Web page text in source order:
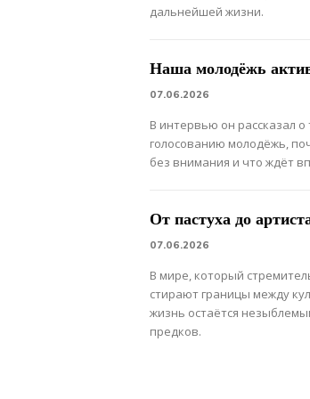
дальнейшей жизни.
Наша молодёжь
07.06.2026
В интервью он рассказал
голосованию молодёжь,
без внимания и что ждёт
От пастуха до
07.06.2026
В мире, который
стирают границы между
жизнь остаётся
предков.